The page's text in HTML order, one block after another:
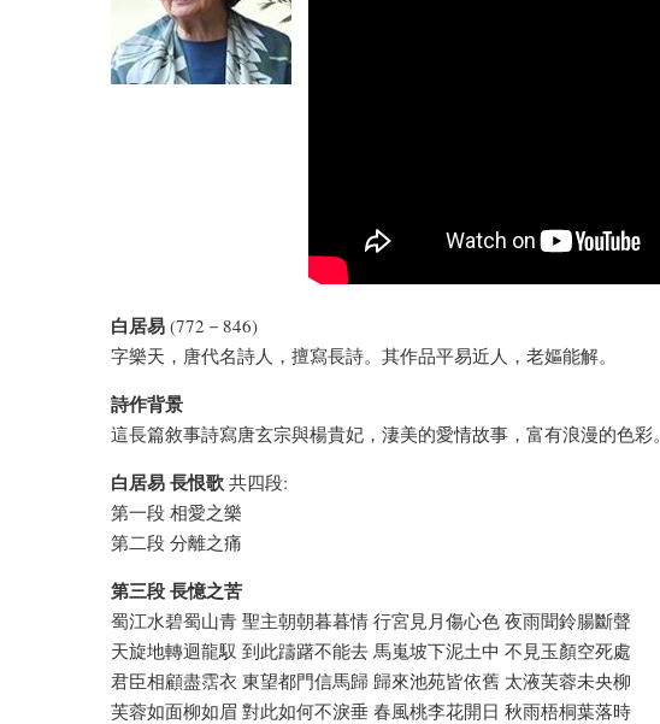
白居易 (772－846)
字樂天，唐代名詩人，擅寫長詩。其作品平易近人，老嫗能解。
詩作背景
這長篇敘事詩寫唐玄宗與楊貴妃，淒美的愛情故事，富有浪漫的色彩。
白居易 長恨歌 共四段:
第一段 相愛之樂
第二段 分離之痛
第三段 長憶之苦
蜀江水碧蜀山青 聖主朝朝暮暮情 行宮見月傷心色 夜雨聞鈴腸斷聲
天旋地轉迴龍馭 到此躊躇不能去 馬嵬坡下泥土中 不見玉顏空死處
君臣相顧盡霑衣 東望都門信馬歸 歸來池苑皆依舊 太液芙蓉未央柳
芙蓉如面柳如眉 對此如何不淚垂 春風桃李花開日 秋雨梧桐葉落時